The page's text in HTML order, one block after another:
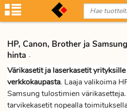
HP, Canon, Brother ja
hinta -
Värikasetit ja laserkasetit
verkkokaupasta. Laaja valikoima
Samsung tulostimien
tarvikekasetit nopealla